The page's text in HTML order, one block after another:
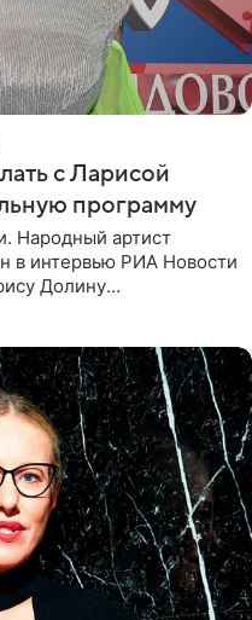
с Ларисой
программу
Народный артист
в интервью РИА Новости
Долину